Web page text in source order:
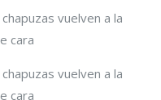
vuelven a la
cara
vuelven a la
cara